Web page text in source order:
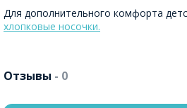
Для дополнительного комфорта
хлопковые носочки.
Отзывы - 0